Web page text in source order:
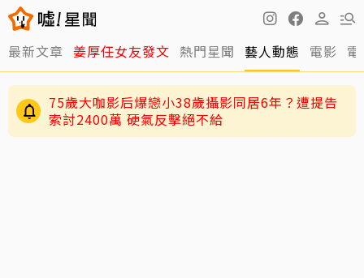
最新文章 姜厚任女友發文 熱門星聞 藝人動態 電影
75歲大咖影后爆戀小38歲攝影同居6年？遭提告
索討2400萬 硬氣反擊絕不給